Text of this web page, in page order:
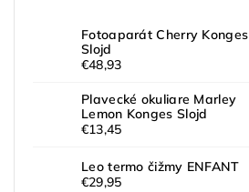
Fotoaparát Cherry Konges
Slojd
€48,93
Plavecké okuliare Marley
Lemon Konges Slojd
€13,45
Leo termo čižmy ENFANT
€29,95